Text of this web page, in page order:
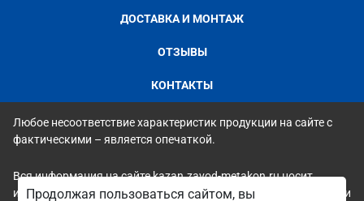
ДОСТАВКА И МОНТАЖ
ОТЗЫВЫ
КОНТАКТЫ
Любое несоответствие характеристик продукции на сайте с
фактическими – является опечаткой.
Вся информация на сайте kazan.zavod-metakon.ru носит
исключительно ознакомительный и справочный характер и ни
Продолжая пользоваться сайтом, вы